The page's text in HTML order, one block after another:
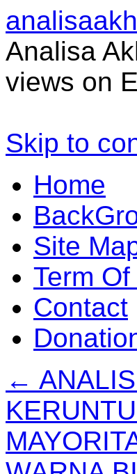
Analisa
views on
Skip to
Home
Site
Term
Contact
←